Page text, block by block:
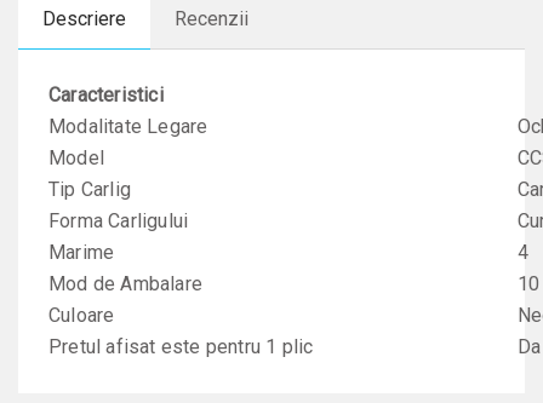
Descriere Recenzii
Caracteristici
Modalitate Legare
Model
Tip Carlig
Forma Carligului
Marime
4
Mod de Ambalare
Culoare
Pretul afisat este pentru 1 plic
Da